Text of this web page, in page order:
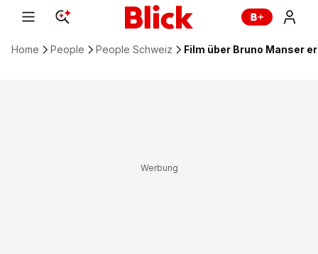
Home People People Schweiz Film über Bruno Manser